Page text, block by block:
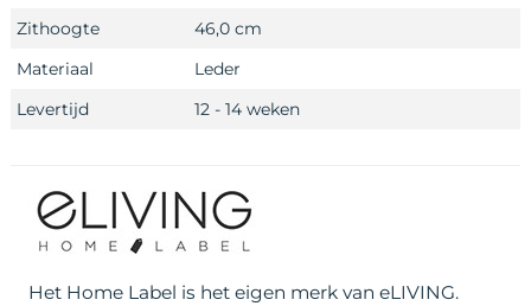
Zithoogte
46,0 cm
Materiaal
Leder
Levertijd
12 - 14 weken
Het Home Label is het eigen merk van eLIVING.